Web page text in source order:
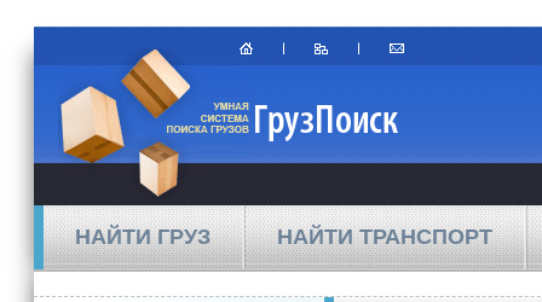
НАЙТИ ГРУЗ НАЙТИ ТРАНСПОРТ